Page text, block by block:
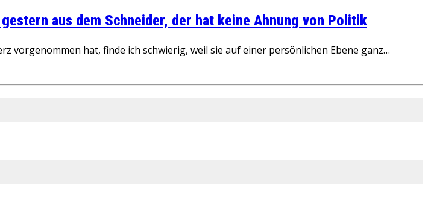
aus dem Schneider, der hat keine Ahnung von Politik
vorgenommen hat, finde ich schwierig, weil sie auf einer persönlichen Ebene ganz…